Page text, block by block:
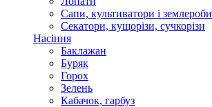
Сапи, культиватори і землероби
Секатори, кущорізи, сучкорізи
Насіння
Баклажан
Буряк
Горох
Зелень
Кабачок, гарбуз